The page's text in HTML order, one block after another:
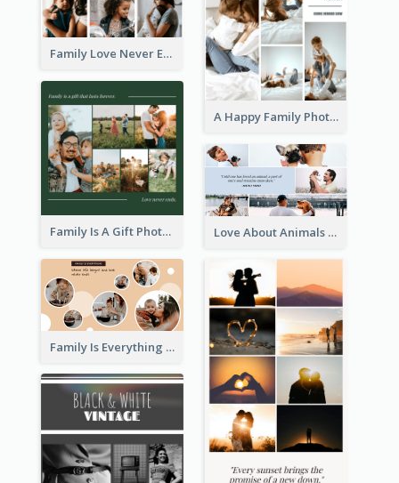
Family Love Never Ends Photo Collage
A Happy Family Photo Collage
Family Is A Gift Photo Collage Love About Animals Photo Collage
Family Is Everything Photo Collage